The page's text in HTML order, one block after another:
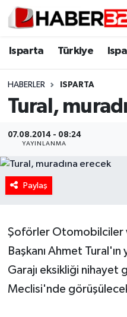
Isparta Türkiye
HABERLER ISPARTA
​Tural,
07.08.2014 - 08:24
YAYINLANMA
Paylaş
Şoförler Otomobilciler
Başkanı Ahmet
Garajı eksikliği nihayet
Meclisi'nde
Isparta
Esnaf Diyor ki;
ASAYİŞ
BİLİM VE TEKNOLOJİ
EĞİTİM
GENEL
Güncel
HABERDE İNSAN
Isparta Nöbetçi
Isparta Trafik
Süper Lig Puan
Tüm Manşetler
Son Dakika Haberleri
Haber Arşivi